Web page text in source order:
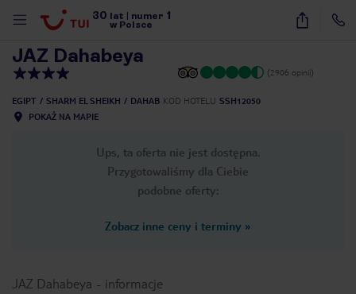
30 lat numer 1
w Polsce
23
JAZ Dahabeya
(2906 opinii)
EGIPT SHARM EL SHEIKH DAHAB KOD HOTELU SSH12050
POKAŻ NA MAPIE
Ups, ta oferta nie jest dostępna.
Przygotowaliśmy dla Ciebie
podobne oferty:
Zobacz inne ceny i terminy »
JAZ Dahabeya - informacje